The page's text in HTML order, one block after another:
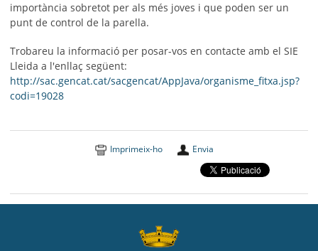
importància sobretot per als més joves i que poden ser un
punt de control de la parella.
Trobareu la informació per posar-vos en contacte amb el SIE
Lleida a l'enllaç següent:
http://sac.gencat.cat/sacgencat/AppJava/organisme_fitxa.jsp?
codi=19028
Imprimeix-ho Envia